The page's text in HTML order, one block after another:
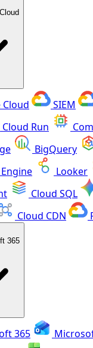
Cloud SIEM
Cloud Run
BigQuery
Looker
Cloud SQL
Cloud CDN
365
365